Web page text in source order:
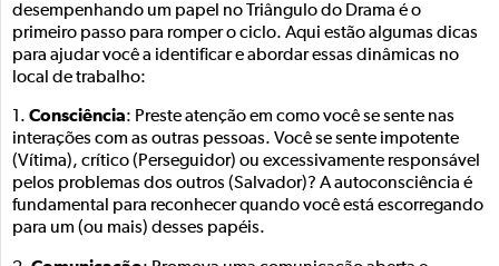
desempenhando um papel no Triângulo do Drama é o
primeiro passo para romper o ciclo. Aqui estão algumas dicas
para ajudar você a identificar e abordar essas dinâmicas no
local de trabalho:
1. Consciência: Preste atenção em como você se sente nas
interações com as outras pessoas. Você se sente impotente
(Vítima), crítico (Perseguidor) ou excessivamente responsável
pelos problemas dos outros (Salvador)? A autoconsciência é
fundamental para reconhecer quando você está escorregando
para um (ou mais) desses papéis.